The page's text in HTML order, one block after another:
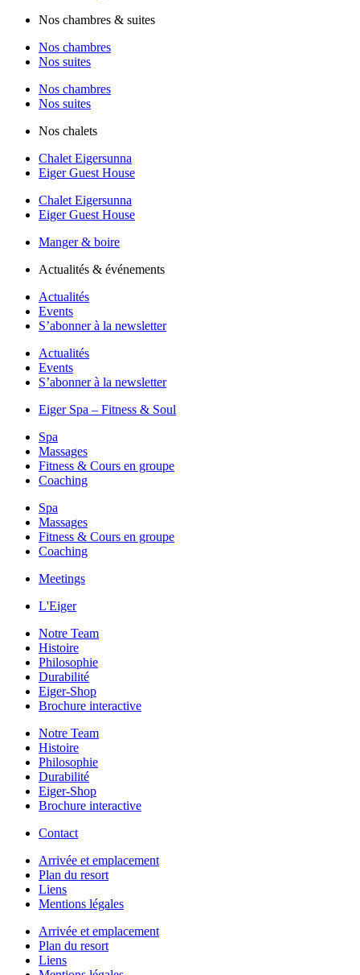
Nos chambres & suites
Nos chambres
Nos suites
Nos chambres
Nos suites
Nos chalets
Chalet Eigersunna
Eiger Guest House
Chalet Eigersunna
Eiger Guest House
Manger & boire
Actualités & événements
Actualités
Events
S’abonner à la newsletter
Actualités
Events
S’abonner à la newsletter
Eiger Spa – Fitness & Soul
Spa
Massages
Fitness & Cours en groupe
Coaching
Spa
Massages
Fitness & Cours en groupe
Coaching
Meetings
L'Eiger
Notre Team
Histoire
Philosophie
Durabilité
Eiger-Shop
Brochure interactive
Notre Team
Histoire
Philosophie
Durabilité
Eiger-Shop
Brochure interactive
Contact
Arrivée et emplacement
Plan du resort
Liens
Mentions légales
Arrivée et emplacement
Plan du resort
Liens